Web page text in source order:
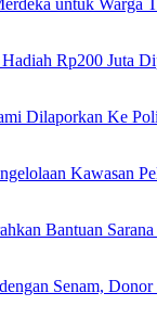
Rp200 Juta
Dilaporkan Ke
Kawasan
Bantuan
Senam,